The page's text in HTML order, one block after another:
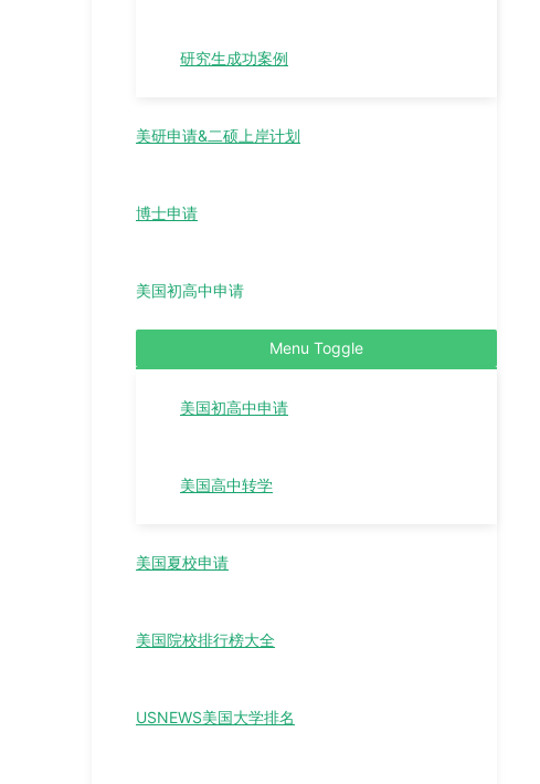
研究生成功案例
美研申请&二硕上岸计划
博士申请
美国初高中申请
Menu Toggle
美国初高中申请
美国高中转学
美国夏校申请
美国院校排行榜大全
USNEWS美国大学排名